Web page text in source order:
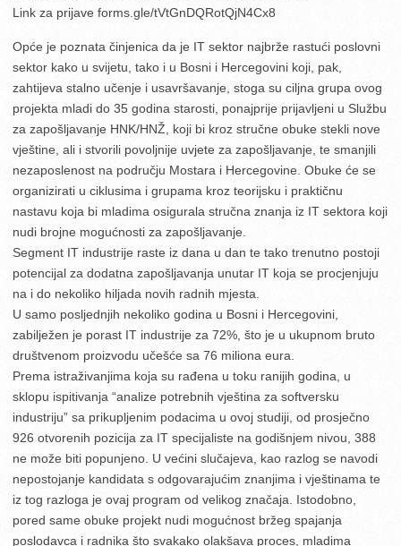
Link za prijave forms.gle/tVtGnDQRotQjN4Cx8
Opće je poznata činjenica da je IT sektor najbrže rastući poslovni
sektor kako u svijetu, tako i u Bosni i Hercegovini koji, pak,
zahtijeva stalno učenje i usavršavanje, stoga su ciljna grupa ovog
projekta mladi do 35 godina starosti, ponajprije prijavljeni u Službu
za zapošljavanje HNK/HNŽ, koji bi kroz stručne obuke stekli nove
vještine, ali i stvorili povoljnije uvjete za zapošljavanje, te smanjili
nezaposlenost na području Mostara i Hercegovine. Obuke će se
organizirati u ciklusima i grupama kroz teorijsku i praktičnu
nastavu koja bi mladima osigurala stručna znanja iz IT sektora koji
nudi brojne mogućnosti za zapošljavanje.
Segment IT industrije raste iz dana u dan te tako trenutno postoji
potencijal za dodatna zapošljavanja unutar IT koja se procjenjuju
na i do nekoliko hiljada novih radnih mjesta.
U samo posljednjih nekoliko godina u Bosni i Hercegovini,
zabilježen je porast IT industrije za 72%, što je u ukupnom bruto
društvenom proizvodu učešće sa 76 miliona eura.
Prema istraživanjima koja su rađena u toku ranijih godina, u
sklopu ispitivanja “analize potrebnih vještina za softversku
industriju” sa prikupljenim podacima u ovoj studiji, od prosječno
926 otvorenih pozicija za IT specijaliste na godišnjem nivou, 388
ne može biti popunjeno. U većini slučajeva, kao razlog se navodi
nepostojanje kandidata s odgovarajućim znanjima i vještinama te
iz tog razloga je ovaj program od velikog značaja. Istodobno,
pored same obuke projekt nudi mogućnost bržeg spajanja
poslodavca i radnika što svakako olakšava proces, mladima